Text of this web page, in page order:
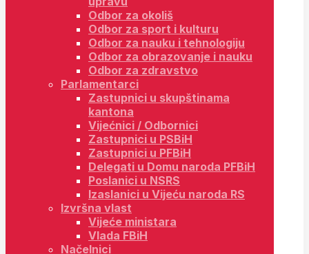
Odbor za okoliš
Odbor za sport i kulturu
Odbor za nauku i tehnologiju
Odbor za obrazovanje i nauku
Odbor za zdravstvo
Parlamentarci
Zastupnici u skupštinama
kantona
Vijećnici / Odbornici
Zastupnici u PSBiH
Zastupnici u PFBiH
Delegati u Domu naroda PFBiH
Poslanici u NSRS
Izaslanici u Vijeću naroda RS
Izvršna vlast
Vijeće ministara
Vlada FBiH
Načelnici